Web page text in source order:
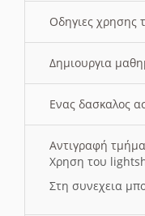
Οδηγιες χρησης
Δημιουργια
Ενας δασκαλος
Αντιγραφή
Χρηση του
Στη συνεχεια